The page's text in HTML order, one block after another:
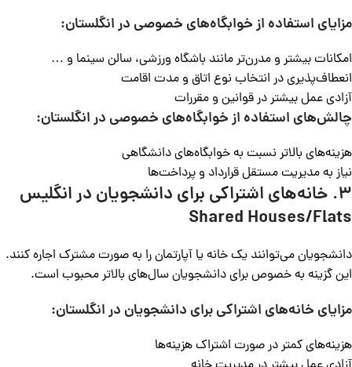
مزایای استفاده ازخوابگاه‌های خصوصی در انگلستان:
امکانات بیشتر و مدرن‌تر مانند باشگاه ورزشی، سالن سینما و …
انعطاف‌پذیری در انتخاب نوع اتاق و مدت اقامت
آزادی عمل بیشتر در قوانین و مقررات
چالش‌های استفاده ازخوابگاه‌های خصوصی در انگلستان:
هزینه‌های بالاتر نسبت به خوابگاه‌های دانشگاهی
نیاز به مدیریت مستقل قرارداد و پرداخت‌ها
۳. خانه‌های اشتراکی برای دانشجویان در انگلیس
Shared Houses/Flats
دانشجویان می‌توانند یک خانه یا آپارتمان را به صورت مشترک اجاره کنند.
این گزینه به خصوص برای دانشجویان سال‌های بالاتر محبوب است.
مزایای خانه‌های اشتراکی برای دانشجویان در انگلستان:
هزینه‌های کمتر در صورت اشتراک هزینه‌ها